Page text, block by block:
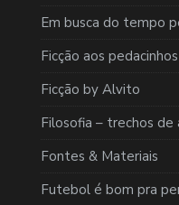
Em busca do tempo
Ficção aos pedacinhos
Ficção by Alvito
Filosofia – trechos de
Fontes & Materiais
Futebol é bom pra